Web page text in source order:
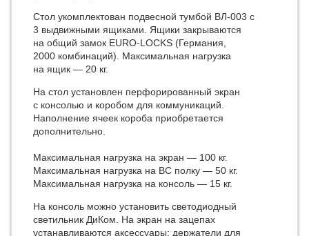
Стол укомплектован подвесной тумбой ВЛ-003 с
3 выдвижными ящиками. Ящики закрываются
на общий замок EURO-LOCKS (Германия,
2000 комбинаций). Максимальная нагрузка
на ящик — 20 кг.
На стол установлен перфорированный экран
с консолью и коробом для коммуникаций.
Наполнение ячеек короба приобретается
дополнительно.
Максимальная нагрузка на экран — 100 кг.
Максимальная нагрузка на ВС полку — 50 кг.
Максимальная нагрузка на консоль — 15 кг.
На консоль можно установить светодиодный
светильник ДиКом. На экран на зацепах
устанавливаются аксессуары: держатели для